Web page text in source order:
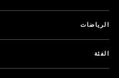
الرياضات
الفئة